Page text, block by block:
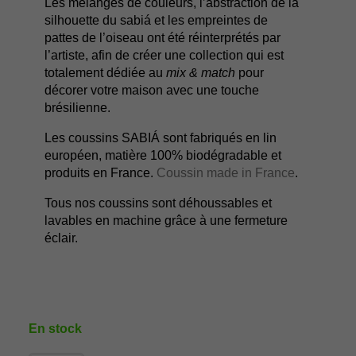
Les mélanges de couleurs, l’abstraction de la
silhouette du sabiá et les empreintes de
pattes de l’oiseau ont été réinterprétés par
l’artiste, afin de créer une collection qui est
totalement dédiée au mix & match pour
décorer votre maison avec une touche
brésilienne.
Les coussins SABIÁ sont fabriqués en lin
européen, matière 100% biodégradable et
produits en France. Coussin made in France.
Tous nos coussins sont déhoussables et
lavables en machine grâce à une fermeture
éclair.
En stock